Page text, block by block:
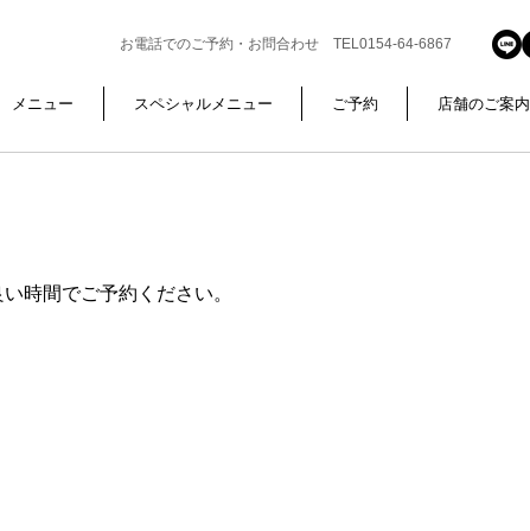
お電話でのご予約・お問合わせ TEL0154-64-6867
メニュー スペシャルメニュー ご予約 店舗のご案内
時間でご予約ください。